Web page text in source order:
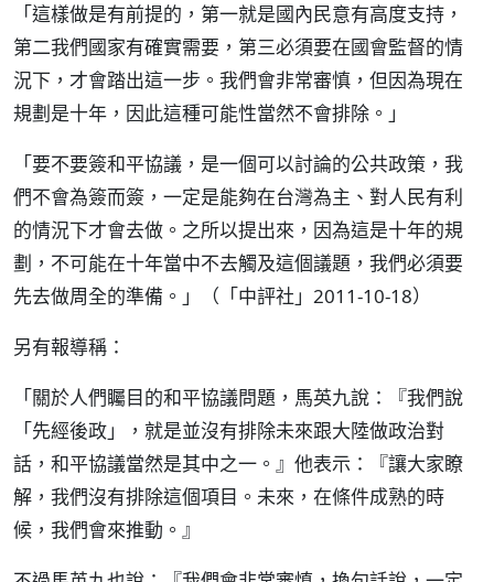
「這樣做是有前提的，第一就是國內民意有高度支持，
第二我們國家有確實需要，第三必須要在國會監督的情
況下，才會踏出這一步。我們會非常審慎，但因為現在
規劃是十年，因此這種可能性當然不會排除。」
「要不要簽和平協議，是一個可以討論的公共政策，我
們不會為簽而簽，一定是能夠在台灣為主、對人民有利
的情況下才會去做。之所以提出來，因為這是十年的規
劃，不可能在十年當中不去觸及這個議題，我們必須要
先去做周全的準備。」（「中評社」2011-10-18）
另有報導稱：
「關於人們矚目的和平協議問題，馬英九說：『我們說
「先經後政」，就是並沒有排除未來跟大陸做政治對
話，和平協議當然是其中之一。』他表示：『讓大家瞭
解，我們沒有排除這個項目。未來，在條件成熟的時
候，我們會來推動。』